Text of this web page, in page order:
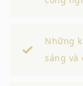
Những
sáng và